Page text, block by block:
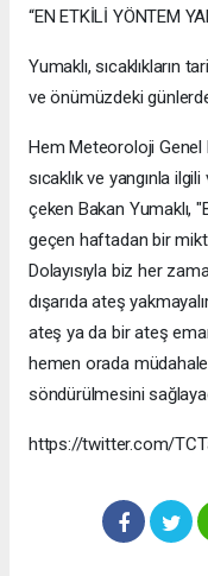
“EN ETKİLİ YÖNTEM
Yumaklı, sıcaklıkların
ve önümüzdeki
Hem Meteoroloji
sıcaklık ve yangınla
çeken Bakan Yumaklı,
geçen haftadan bir
Dolayısıyla biz her
dışarıda ateş
ateş ya da bir ateş
hemen orada
söndürülmesini
https://twitter.com/